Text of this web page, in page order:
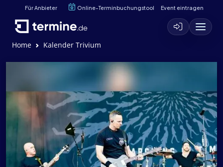
Für Anbieter Online-Terminbuchungstool Event eintragen
Home Kalender Trivium